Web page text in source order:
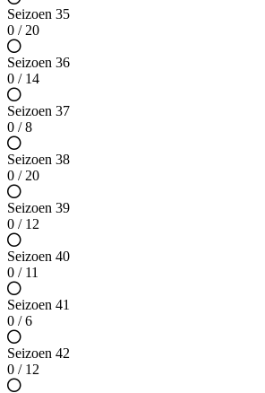
Seizoen 35
0 / 20
Seizoen 36
0 / 14
Seizoen 37
0 / 8
Seizoen 38
0 / 20
Seizoen 39
0 / 12
Seizoen 40
0 / 11
Seizoen 41
0 / 6
Seizoen 42
0 / 12